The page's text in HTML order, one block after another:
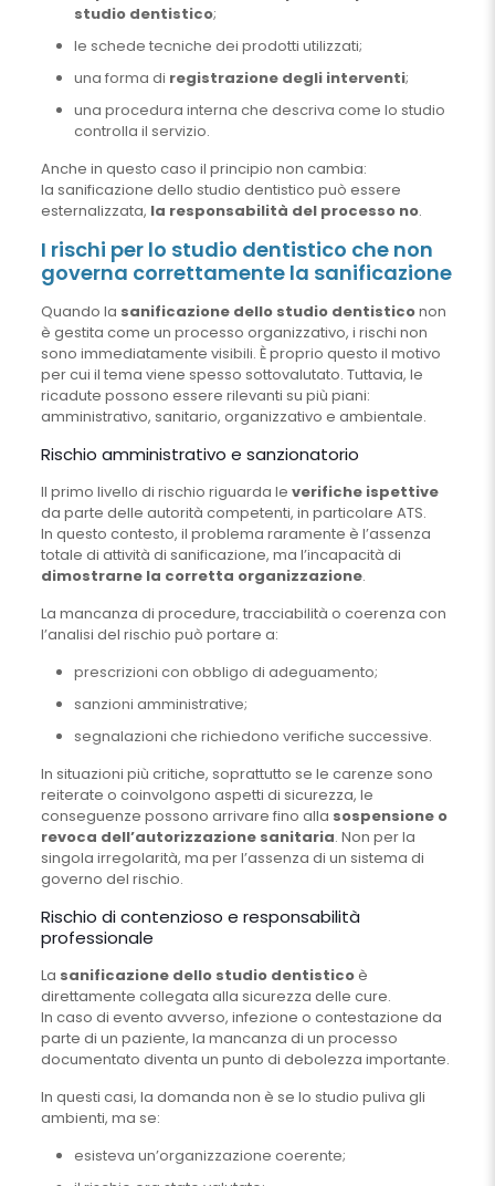
studio dentistico;
le schede tecniche dei prodotti utilizzati;
una forma di registrazione degli interventi;
una procedura interna che descriva come lo studio
controlla il servizio.
Anche in questo caso il principio non cambia:
la sanificazione dello studio dentistico può essere
esternalizzata, la responsabilità del processo no.
I rischi per lo studio dentistico che non
governa correttamente la sanificazione
Quando la sanificazione dello studio dentisticonon
è gestita come un processo organizzativo, i rischi non
sono immediatamente visibili. È proprio questo il motivo
per cui il tema viene spesso sottovalutato. Tuttavia, le
ricadute possono essere rilevanti su più piani:
amministrativo, sanitario, organizzativo e ambientale.
Rischio amministrativo e sanzionatorio
Il primo livello di rischio riguarda le verifiche ispettive
da parte delle autorità competenti, in particolare ATS.
In questo contesto, il problema raramente è l’assenza
totale di attività di sanificazione, ma l’incapacità di
dimostrarne la corretta organizzazione.
La mancanza di procedure, tracciabilità o coerenza con
l’analisi del rischio può portare a:
prescrizioni con obbligo di adeguamento;
sanzioni amministrative;
segnalazioni che richiedono verifiche successive.
In situazioni più critiche, soprattutto se le carenze sono
reiterate o coinvolgono aspetti di sicurezza, le
conseguenze possono arrivare fino alla sospensione o
revoca dell’autorizzazione sanitaria. Non per la
singola irregolarità, ma per l’assenza di un sistema di
governo del rischio.
Rischio di contenzioso e responsabilità
professionale
La sanificazione dello studio dentisticoè
direttamente collegata alla sicurezza delle cure.
In caso di evento avverso, infezione o contestazione da
parte di un paziente, la mancanza di un processo
documentato diventa un punto di debolezza importante.
In questi casi, la domanda non è se lo studio puliva gli
ambienti, ma se:
esisteva un’organizzazione coerente;